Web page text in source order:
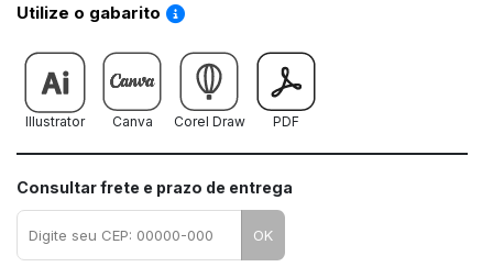
Utilize o gabarito Saiba como utilizar os nossos gabaritos
Illustrator Canva Corel Draw PDF
Consultar frete e prazo de entrega
OK